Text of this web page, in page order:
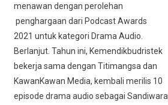
menawan dengan perolehan
penghargaan dari Podcast Awards
2021 untuk kategori Drama Audio.
Berlanjut. Tahun ini, Kemendikbudristek
bekerja sama dengan Titimangsa dan
KawanKawan Media, kembali merilis 10
episode drama audio sebagai Sandiwara